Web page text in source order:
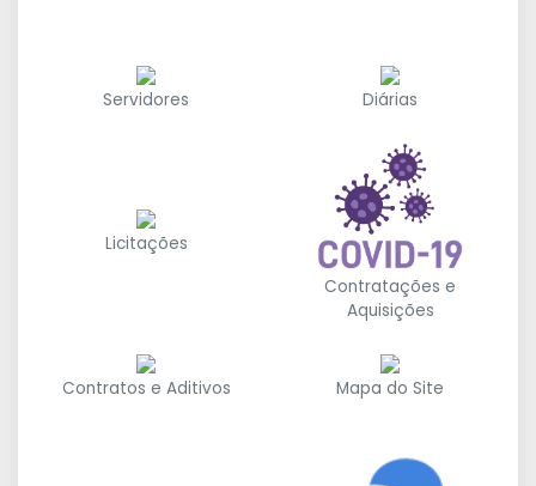
Servidores Diárias
Licitações
Contratações e
Aquisições
Contratos e Aditivos Mapa do Site